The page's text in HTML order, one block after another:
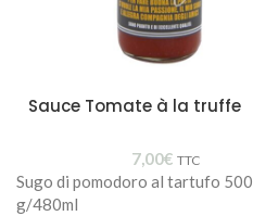
Sauce Tomate à la truffe
7,00€ TTC
Sugo di pomodoro al tartufo 500
g/480ml